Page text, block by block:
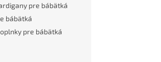
pre bábätká
bábätká
pre bábätká